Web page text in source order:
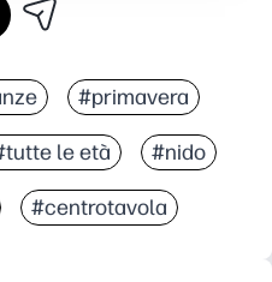
#primavera
le età #nido
#centrotavola